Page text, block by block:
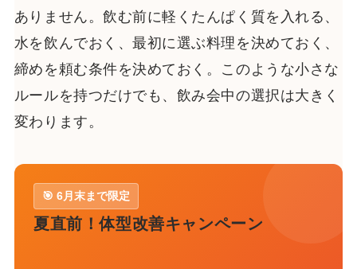
ありません。飲む前に軽くたんぱく質を入れる、
水を飲んでおく、最初に選ぶ料理を決めておく、
締めを頼む条件を決めておく。このような小さな
ルールを持つだけでも、飲み会中の選択は大きく
変わります。
🎯 6月末まで限定
夏直前！体型改善キャンペーン